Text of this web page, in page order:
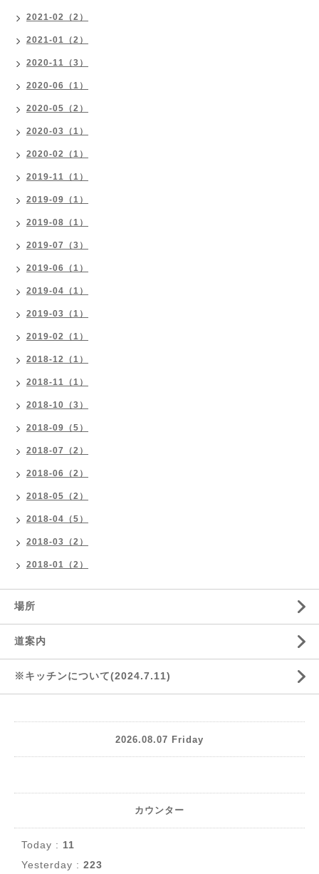
2021-02（2）
2021-01（2）
2020-11（3）
2020-06（1）
2020-05（2）
2020-03（1）
2020-02（1）
2019-11（1）
2019-09（1）
2019-08（1）
2019-07（3）
2019-06（1）
2019-04（1）
2019-03（1）
2019-02（1）
2018-12（1）
2018-11（1）
2018-10（3）
2018-09（5）
2018-07（2）
2018-06（2）
2018-05（2）
2018-04（5）
2018-03（2）
2018-01（2）
場所
道案内
※キッチンについて(2024.7.11)
2026.08.07 Friday
カウンター
Today : 11
Yesterday : 223